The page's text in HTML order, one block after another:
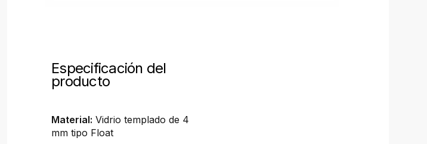
Especificación del
producto
Material: Vidrio templado de 4
mm tipo Float